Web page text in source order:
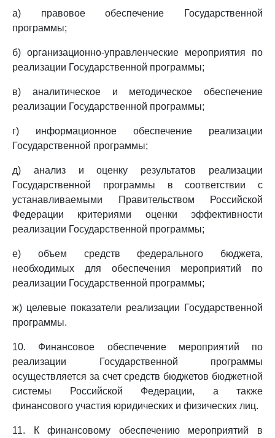
а) правовое обеспечение Государственной
программы;
б) организационно-управленческие мероприятия по
реализации Государственной программы;
в) аналитическое и методическое обеспечение
реализации Государственной программы;
г) информационное обеспечение реализации
Государственной программы;
д) анализ и оценку результатов реализации
Государственной программы в соответствии с
устанавливаемыми Правительством Российской
Федерации критериями оценки эффективности
реализации Государственной программы;
е) объем средств федерального бюджета,
необходимых для обеспечения мероприятий по
реализации Государственной программы;
ж) целевые показатели реализации Государственной
программы.
10. Финансовое обеспечение мероприятий по
реализации Государственной программы
осуществляется за счет средств бюджетов бюджетной
системы Российской Федерации, а также
финансового участия юридических и физических лиц.
11. К финансовому обеспечению мероприятий в